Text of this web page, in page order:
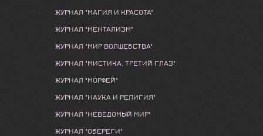
ЖУРНАЛ "МАГИЯ И КРАСОТА"
ЖУРНАЛ "МЕНТАЛИЗМ"
ЖУРНАЛ "МИР ВОЛШЕБСТВА"
ЖУРНАЛ "МИСТИКА. ТРЕТИЙ ГЛАЗ"
ЖУРНАЛ "МОРФЕЙ"
ЖУРНАЛ "НАУКА И РЕЛИГИЯ"
ЖУРНАЛ "НЕВЕДОМЫЙ МИР"
ЖУРНАЛ "ОБЕРЕГИ"